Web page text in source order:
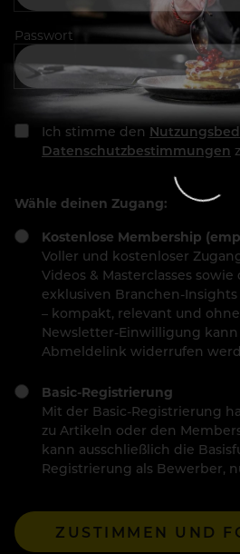
Passwort
Ich stimme den
Datenschutzbestimmungen
Wähle deinen Zugang:
Kostenlose Membership
Voller und kostenloser
Videos & Masterclasses
exklusiven Branchen-
– kompakt, relevant und
Newsletter-Einwilligung
Abmeldelink widerrufen
Basic-Registrierung
Mit der Basic-Registrierung
zu Artikeln oder den
kann ausschließlich die
Registrierung als Bewerber,
ZUSTIMMEN UND